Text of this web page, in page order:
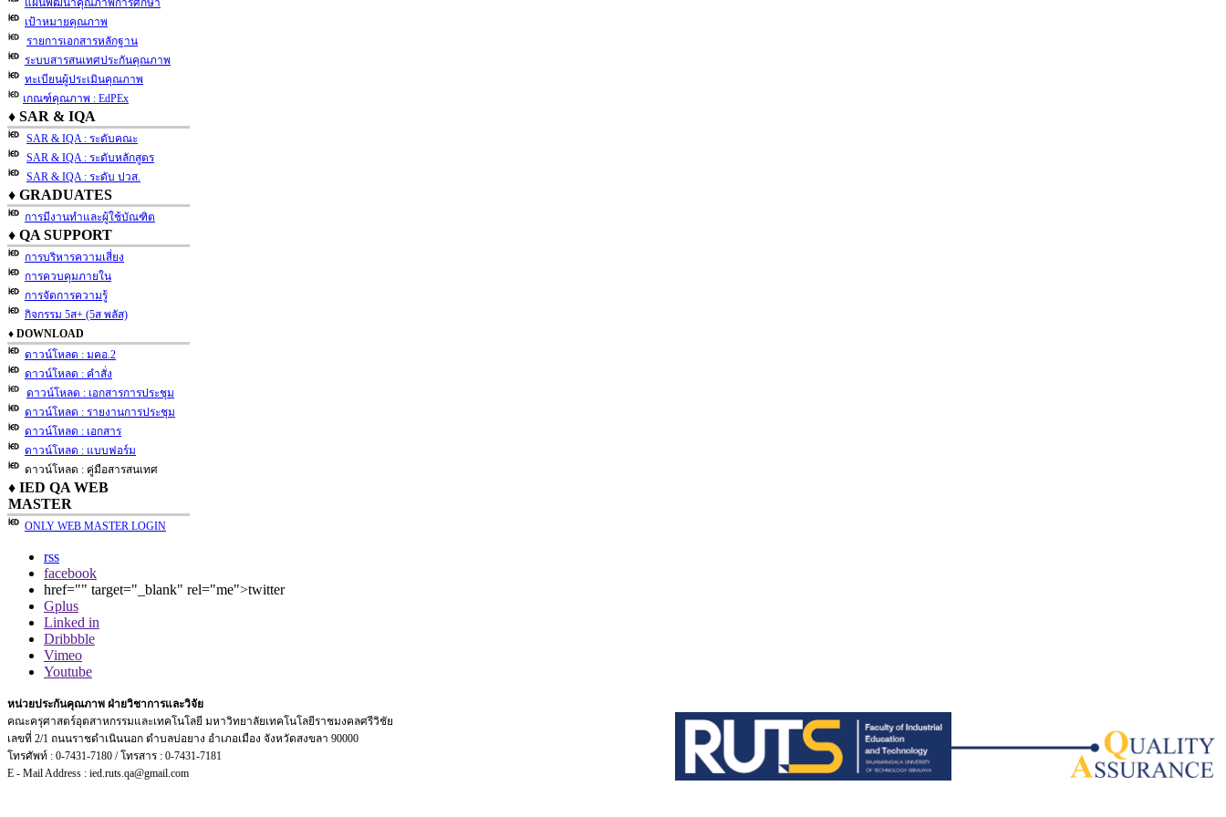
เป้าหมายคุณภาพ
รายการเอกสารหลักฐาน
ระบบสารสนเทศประกันคุณภาพ
ทะเบียนผู้ประเมินคุณภาพ
เกณฑ์คุณภาพ : EdPEx
♦ SAR & IQA
SAR & IQA : ระดับคณะ
SAR & IQA : ระดับหลักสูตร
SAR & IQA : ระดับ ปวส.
♦ GRADUATES
การมีงานทำและผู้ใช้บัณฑิต
♦ QA SUPPORT
การบริหารความเสี่ยง
การควบคุมภายใน
การจัดการความรู้
กิจกรรม 5ส+ (5ส พลัส)
♦ DOWNLOAD
ดาวน์โหลด : มคอ.2
ดาวน์โหลด : คำสั่ง
ดาวน์โหลด : เอกสารการประชุม
ดาวน์โหลด : รายงานการประชุม
ดาวน์โหลด : เอกสาร
ดาวน์โหลด : แบบฟอร์ม
ดาวน์โหลด : คู่มือสารสนเทศ
♦ IED QA WEB
MASTER
ONLY WEB MASTER LOGIN
rss
facebook
href="" target="_blank" rel="me">twitter
Gplus
Linked in
Dribbble
Vimeo
Youtube
หน่วยประกันคุณภาพ ฝ่ายวิชาการและวิจัย
คณะครุศาสตร์อุตสาหกรรมและเทคโนโลยี มหาวิทยาลัยเทคโนโลยีราชมงคลศรีวิชัย
เลขที่ 2/1 ถนนราชดำเนินนอก ตำบลบ่อยาง อำเภอเมือง จังหวัดสงขลา 90000
โทรศัพท์ : 0-7431-7180 / โทรสาร : 0-7431-7181
E - Mail Address : ied.ruts.qa@gmail.com